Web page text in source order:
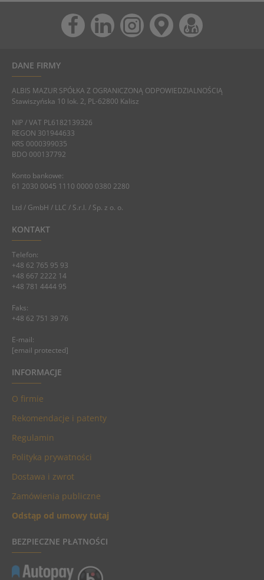
DANE FIRMY
ALBIS MAZUR SPÓŁKA Z OGRANICZONĄ ODPOWIEDZIALNOŚCIĄ
Stawiszyńska 10 lok. 2, PL-62800 Kalisz
NIP / VAT PL6182139326
REGON 301944633
KRS 0000399035
BDO 000137792
Konto bankowe:
61 2030 0045 1110 0000 0380 2280
Ltd / GmbH / LLC / S.r.l. / Sp. z o. o.
KONTAKT
Telefon:
+48 62 765 95 93
+48 667 2222 14
+48 781 4444 95
Faks:
+48 62 751 39 76
E-mail:
[email protected]
INFORMACJE
O firmie
Rekomendacje i patenty
Regulamin
Polityka prywatności
Dostawa i zwrot
Zamówienia publiczne
Odstąp od umowy tutaj
BEZPIECZNE PŁATNOŚCI